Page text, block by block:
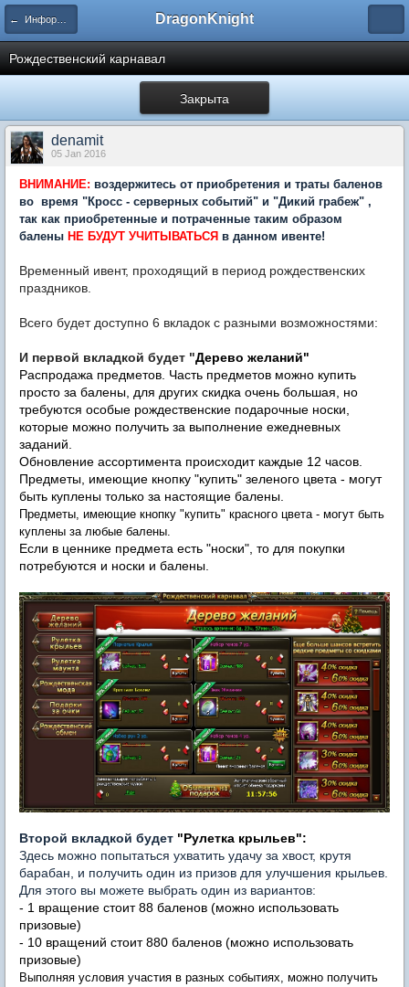
← Информация и гайды по игре DragonKnight
Рождественский карнавал
Закрыта
denamit
05 Jan 2016
ВНИМАНИЕ: воздержитесь от приобретения и траты баленов
во время "Кросс - серверных событий" и "Дикий грабеж" ,
так как приобретенные и потраченные таким образом
балены НЕ БУДУТ УЧИТЫВАТЬСЯ в данном ивенте!
Временный ивент, проходящий в период рождественских
праздников.
Всего будет доступно 6 вкладок с разными возможностями:
И первой вкладкой будет "Дерево желаний"
Распродажа предметов. Часть предметов можно купить
просто за балены, для других скидка очень большая, но
требуются особые рождественские подарочные носки,
которые можно получить за выполнение ежедневных
заданий.
Обновление ассортимента происходит каждые 12 часов.
Предметы, имеющие кнопку "купить" зеленого цвета - могут
быть куплены только за настоящие балены.
Предметы, имеющие кнопку "купить" красного цвета - могут быть
куплены за любые балены.
Если в ценнике предмета есть "носки", то для покупки
потребуются и носки и балены.
Второй вкладкой будет "Рулетка крыльев":
Здесь можно попытаться ухватить удачу за хвост, крутя
барабан, и получить один из призов для улучшения крыльев.
Для этого вы можете выбрать один из вариантов:
- 1 вращение стоит 88 баленов (можно использовать
призовые)
- 10 вращений стоит 880 баленов (можно использовать
призовые)
Выполняя условия участия в разных событиях, можно получить